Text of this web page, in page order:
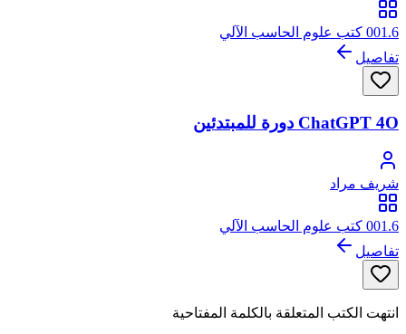
001.6 كتب علوم الحاسب الآلي
تفاصيل
ChatGPT 4O دورة للمبتدئين
شريف مراد
001.6 كتب علوم الحاسب الآلي
تفاصيل
انتهت الكتب المتعلقة بالكلمة المفتاحية